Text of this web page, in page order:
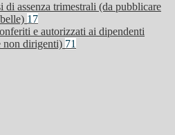
di assenza trimestrali (da pubblicare
17
e autorizzati ai dipendenti
non dirigenti) 71